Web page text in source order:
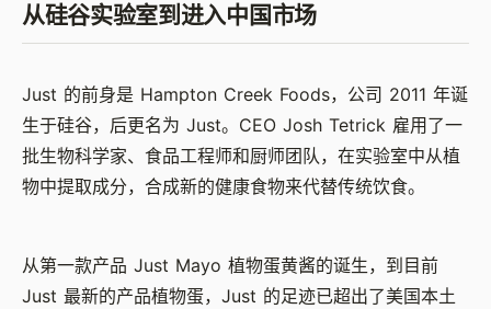
从硅谷实验室到进入中国市场
Just 的前身是 Hampton Creek Foods，公司 2011 年诞
生于硅谷，后更名为 Just。 CEO Josh Tetrick 雇用了一
批生物科学家、食品工程师和厨师团队，在实验室中从植
物中提取成分，合成新的健康食物来代替传统饮食。
从第一款产品 Just Mayo 植物蛋黄酱的诞生，到目前
Just 最新的产品植物蛋， Just 的足迹已超出了美国本土